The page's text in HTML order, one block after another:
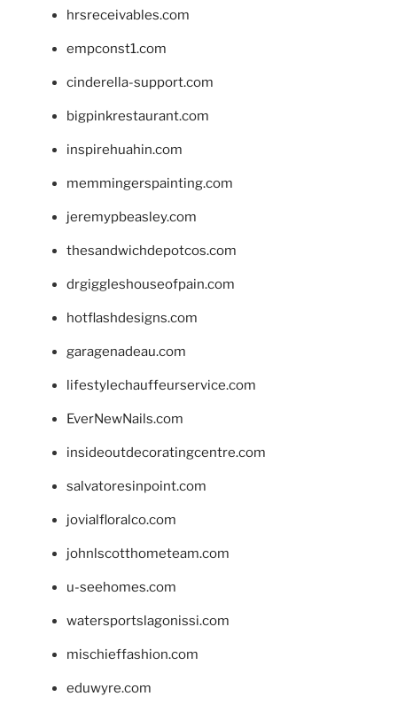
hrsreceivables.com
empconst1.com
cinderella-support.com
bigpinkrestaurant.com
inspirehuahin.com
memmingerspainting.com
jeremypbeasley.com
thesandwichdepotcos.com
drgiggleshouseofpain.com
hotflashdesigns.com
garagenadeau.com
lifestylechauffeurservice.com
EverNewNails.com
insideoutdecoratingcentre.com
salvatoresinpoint.com
jovialfloralco.com
johnlscotthometeam.com
u-seehomes.com
watersportslagonissi.com
mischieffashion.com
eduwyre.com